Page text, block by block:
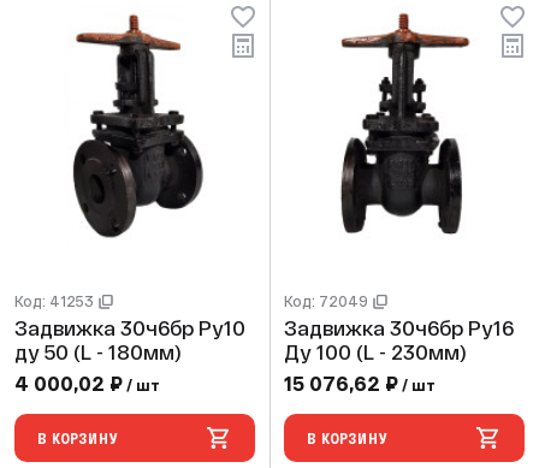
Код: 41253
Задвижка 30ч6бр Ру10
ду 50 (L - 180мм)
4 000,02 ₽ / шт
В КОРЗИНУ
Код: 72049
Задвижка 30ч6бр Ру16
Ду 100 (L - 230мм)
15 076,62 ₽ / шт
В КОРЗИНУ